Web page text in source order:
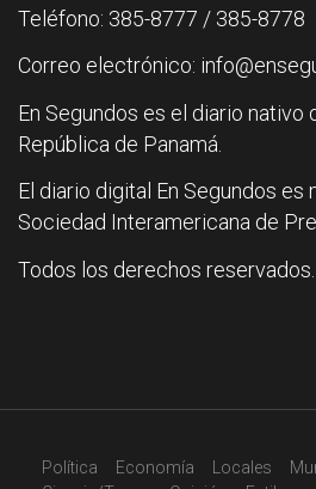
Teléfono: 385-8777 / 385-8778
Correo electrónico:
En Segundos es el diario nativo
República de Panamá.
El diario digital En Segundos es
Sociedad Interamericana de
Todos los derechos reservados.
Política Economía Locales